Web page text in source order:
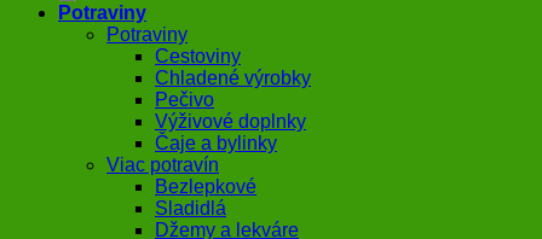
Potraviny
Potraviny
Cestoviny
Chladené výrobky
Pečivo
Výživové doplnky
Čaje a bylinky
Viac potravín
Bezlepkové
Sladidlá
Džemy a lekváre